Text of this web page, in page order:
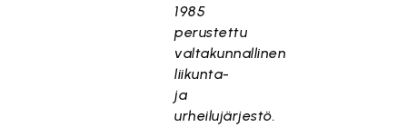
1985
perustettu
valtakunnallinen
liikunta-
ja
urheilujärjestö.